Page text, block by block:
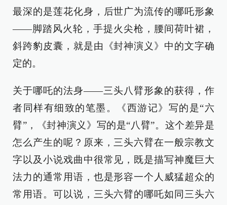
最深的是莲花化身，后世广为流传的哪吒形象
——脚踏风火轮，手提火尖枪，腰间荷叶裙，
斜跨豹皮囊，就是由《封神演义》中的文字确
定的。
关于哪吒的法身——三头八臂形象的获得，作
者同样有细致的笔墨。《西游记》写的是“六
臂”，《封神演义》写的是“八臂”。这个差异是
怎么产生的呢？原来，三头六臂在一般宗教文
字以及小说戏曲中很常见，既是描写神魔巨大
法力的通常用语，也是形容一个人威猛超众的
常用语。可以说，三头六臂的哪吒如同三头六